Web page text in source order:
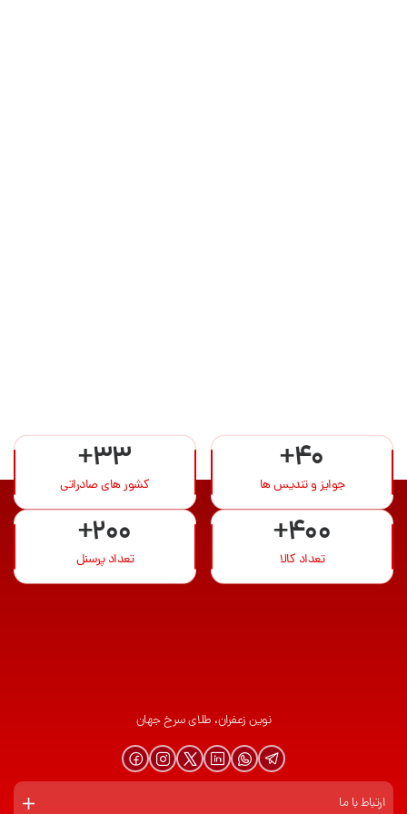
+40
جوایز و تندیس ها
+33
کشور های صادراتی
+400
تعداد کالا
+200
تعداد پرسنل
نوین زعفران، طلای سرخ جهان
ارتباط با ما